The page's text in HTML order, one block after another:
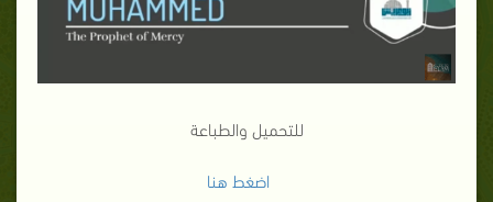
للتحميل والطباعة
اضغط هنا